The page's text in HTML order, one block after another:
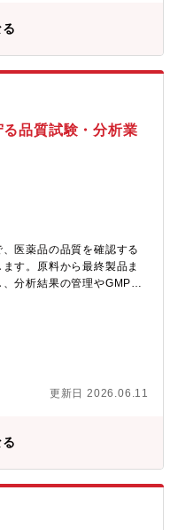
管理医薬品業界のルール
理します。⑥試験手順書に
試験を行い、よりよい方
・web系スキル】Office 365
る品質試験・分析業
医薬品の品質を確認する
す。原料から最終製品ま
分析結果の管理やGMPに
程で医薬品が基準を満た
います。②HPLC・GC等を
使用し、有効成分や不純
のデータ確認・報告書作
医薬品製造のルールに従
期点検や調整を行いま
正対応トラブルや想定外
止に対応します。
更新日 2026.06.11